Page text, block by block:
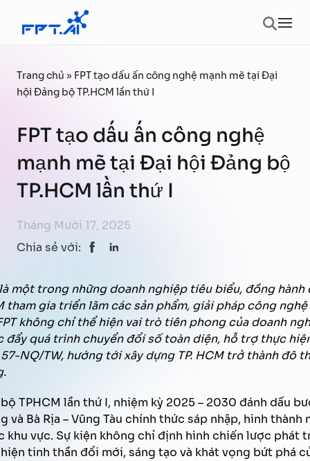
Chuyển đến phần nội dung
Trang chủ » FPT tạo dấu ấn công nghệ mạnh mẽ tại Đại
hội Đảng bộ TP.HCM lần thứ I
FPT tạo dấu ấn công nghệ
mạnh mẽ tại Đại hội Đảng bộ
TP.HCM lần thứ I
Tháng Mười 17, 2025
Chia sẻ với:
một trong những doanh nghiệp tiêu biểu, đồng hành
tham gia triển lãm các sản phẩm, giải pháp công
không chỉ thể hiện vai trò tiên phong của doanh
đẩy quá trình chuyển đổi số toàn diện, hỗ trợ thực
NQ/TW, hướng tới xây dựng TP. HCM trở thành đô
TPHCM lần thứ I, nhiệm kỳ 2025 – 2030 đánh dấu
và Bà Rịa – Vũng Tàu chính thức sáp nhập, hình
khu vực. Sự kiện không chỉ định hình chiến lược phát
tinh thần đổi mới, sáng tạo và khát vọng bứt phá